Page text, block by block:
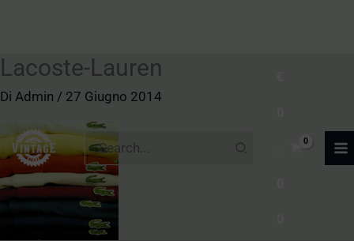
Vai
al
Ricerca
per:
Lacoste-Lauren
Di Admin / 27 Giugno 2014